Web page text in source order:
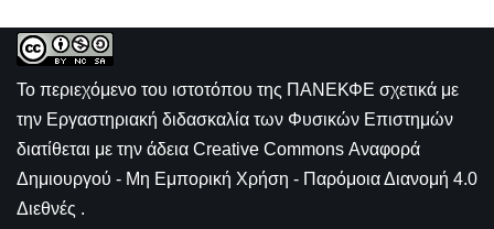
Το περιεχόμενο του ιστοτόπου της ΠΑΝΕΚΦΕ σχετικά με
την Εργαστηριακή διδασκαλία των Φυσικών Επιστημών
διατίθεται με την άδεια Creative Commons Αναφορά
Δημιουργού - Μη Εμπορική Χρήση - Παρόμοια Διανομή 4.0
Διεθνές .